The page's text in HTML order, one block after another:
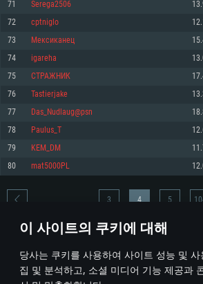
이 사이트의 쿠키에 대해
당사는 쿠키를 사용하여 사이트 성능 및
집 및 분석하고, 소셜 미디어 기능 제공과
그래픽 카드: DirectX 11 이상을 지원하는 AMD
GeForce GT 660. 최소 사양 해상도: 720p
네트워크: 브로드밴드 인터넷
여유 저장 공간: 22.1 GB (최소 클라이언트)
권장 사양
570 혹은 그 이상
여유 저장 공간: 62.2 GB (전체 클라이언트)
그래픽 카드: Metal 을 지원하는 Intel Iris Pro 5200
능을 가지는 Mac 버전의 AMD/Nvidia. 최소 해상도:
네트워크: 브로드밴드 인터넷
여유 저장 공간: 22.1 GB (최소 클라이언트)
권장 사양
네트워크: 브로드밴드 인터넷
여유 저장 공간: 62.2 GB (전체 클라이언트)
그래픽 카드: Vulkan 을 지원하고, 최신 그래픽 드
660 (6개월 미만) 혹은 그와 동급의 성능을 가지며
원하는 AMD (6개월 미만; 최소사양 지원 해상도
네트워크: 브로드밴드 인터넷
여유 저장 공간: 22.1 GB (최소 클라이언트)
권장 사양
운영체제: Ubuntu 20.04 64bit
프로세서: Intel Core i7
메모리: 16 GB
그래픽 카드: Vulkan 을 지원하고, 최신 그래픽 드
1060 (6개월 미만) 혹은 그와 동급의 성능을 가지
지원하는 AMD RX 570 (6개월 미만; 최소사양 지원
여유 저장 공간: 62.2 GB (전체 클라이언트)
71 Serega2506
72 cptniglo
73 Мексиканец
74 igareha
75 СТРАЖНИК
76 Tastierjake
77 Das_Nudlaug@psn
78 Paulus_T
79 KEM_DM
80 mat5000PL
* 순위표는 매일 1회 갱신됩니다
3 4 5